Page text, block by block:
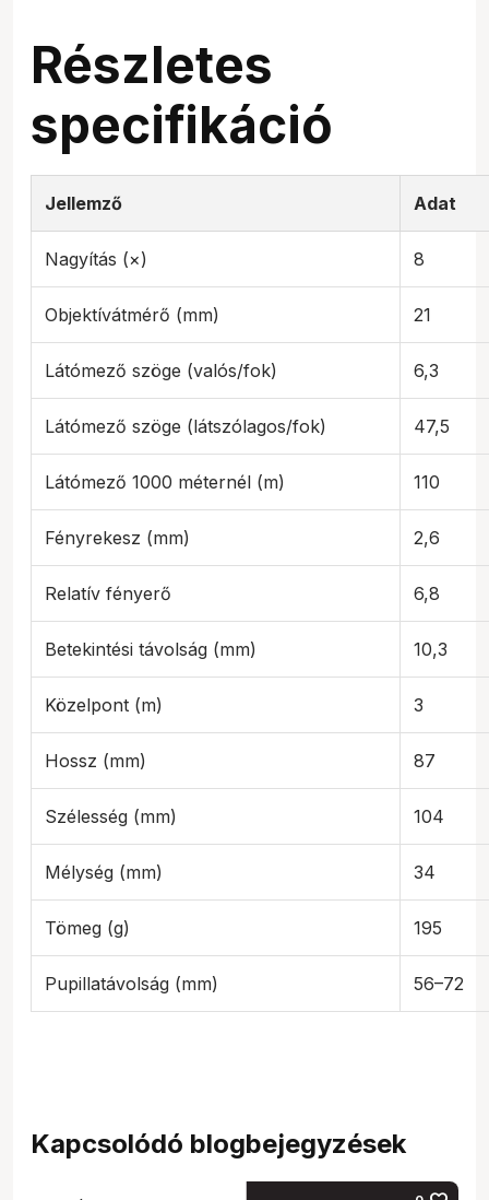
Részletes
specifikáció
Jellemző Adat
Nagyítás (×) 8
Objektívátmérő (mm) 21
Látómező szöge (valós/fok) 6,3
Látómező szöge (látszólagos/fok) 47,5
Látómező 1000 méternél (m) 110
Fényrekesz (mm) 2,6
Relatív fényerő 6,8
Betekintési távolság (mm) 10,3
Közelpont (m) 3
Hossz (mm) 87
Szélesség (mm) 104
Mélység (mm) 34
Tömeg (g) 195
Pupillatávolság (mm) 56–72
Kapcsolódó blogbejegyzések